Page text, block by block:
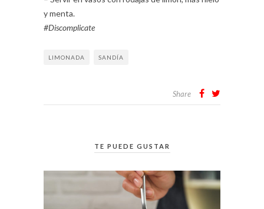
y menta.
#Discomplicate
LIMONADA SANDÍA
Share
TE PUEDE GUSTAR